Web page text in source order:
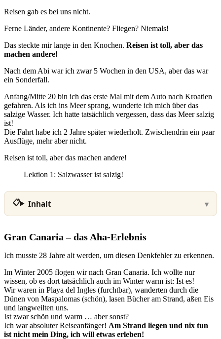
Reisen gab es bei uns nicht.
Ferne Länder, andere Kontinente? Fliegen? Niemals!
Das steckte mir lange in den Knochen. Reisen ist toll, aber das
machen andere!
Nach dem Abi war ich zwar 5 Wochen in den USA, aber das war
ein Sonderfall.
Anfang/Mitte 20 bin ich das erste Mal mit dem Auto nach Kroatien
gefahren. Als ich ins Meer sprang, wunderte ich mich über das
salzige Wasser. Ich hatte tatsächlich vergessen, dass das Meer salzig
ist!
Die Fahrt habe ich 2 Jahre später wiederholt. Zwischendrin ein paar
Ausflüge, mehr aber nicht.
Reisen ist toll, aber das machen andere!
Lektion 1: Salzwasser ist salzig!
Inhalt
Gran Canaria – das Aha-Erlebnis
Ich musste 28 Jahre alt werden, um diesen Denkfehler zu erkennen.
Im Winter 2005 flogen wir nach Gran Canaria. Ich wollte nur
wissen, ob es dort tatsächlich auch im Winter warm ist: Ist es!
Wir waren in Playa del Ingles (furchtbar), wanderten durch die
Dünen von Maspalomas (schön), lasen Bücher am Strand, aßen Eis
und langweilten uns.
Ist zwar schön und warm … aber sonst?
Ich war absoluter Reiseanfänger! Am Strand liegen und nix tun
ist nicht mein Ding, ich will etwas erleben!